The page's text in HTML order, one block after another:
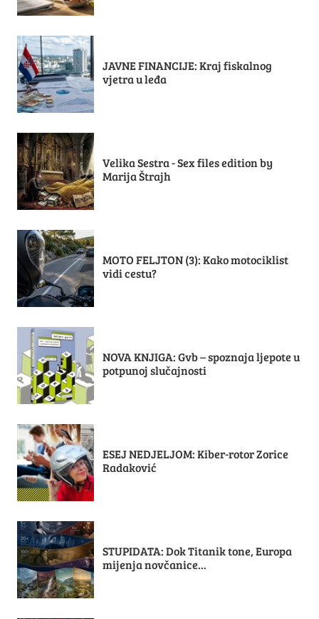
JAVNE FINANCIJE: Kraj fiskalnog
vjetra u leđa
Velika Sestra - Sex files edition by
Marija Štrajh
MOTO FELJTON (3): Kako motociklist
vidi cestu?
NOVA KNJIGA: Gvb – spoznaja ljepote u
potpunoj slučajnosti
ESEJ NEDJELJOM: Kiber-rotor Zorice
Radaković
STUPIDATA: Dok Titanik tone, Europa
mijenja novčanice...